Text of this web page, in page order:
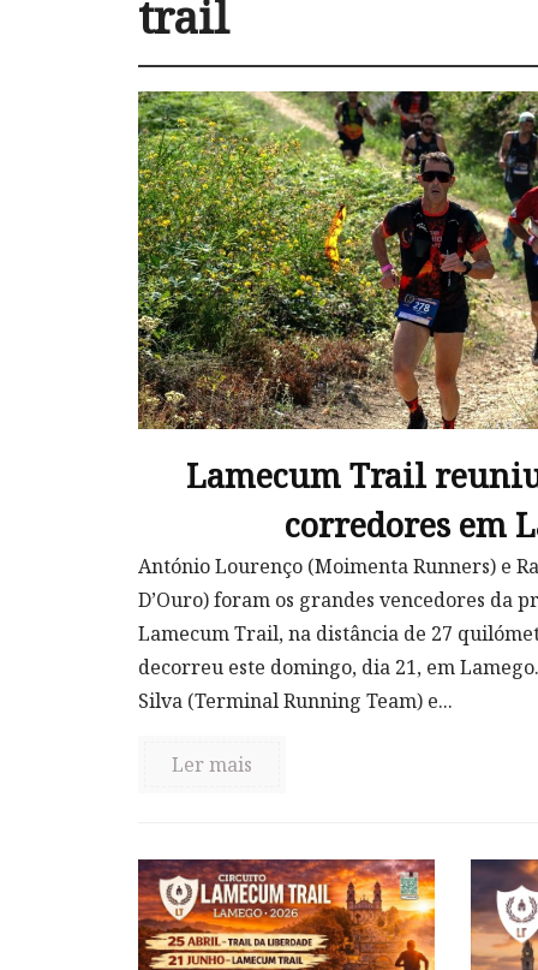
trail
Lamecum Trail
corredores em
António Lourenço (Moimenta Runners) e
D’Ouro) foram os grandes vencedores da
Lamecum Trail, na distância de 27
decorreu este domingo, dia 21, em
Silva (Terminal Running Team) e...
Ler mais